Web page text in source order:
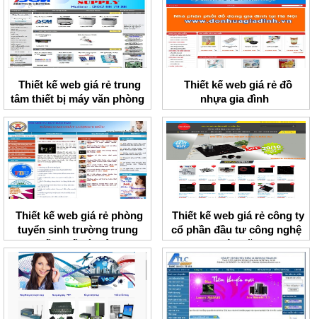
Thiết kế web giá rẻ trung
tâm thiết bị máy văn phòng
ACM
Thiết kế web giá rẻ đồ
nhựa gia đình
Thiết kế web giá rẻ phòng
tuyển sinh trường trung
cấp y tế Hà Nội
Thiết kế web giá rẻ công ty
cổ phần đầu tư công nghệ
Việt Mỹ